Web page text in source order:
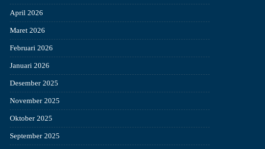
April 2026
Maret 2026
Februari 2026
Januari 2026
Desember 2025
November 2025
Oktober 2025
September 2025